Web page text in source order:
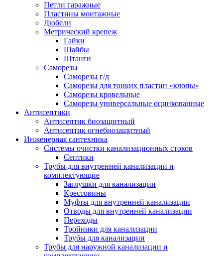
Петли гаражные
Пластины монтажные
Дюбели
Метрический крепеж
Гайки
Шайбы
Штанги
Саморезы
Саморезы г/д
Саморезы для тонких пластин «клопы»
Саморезы кровельные
Саморезы универсальные оцинкованные
Антисептики
Антисептик биозащитный
Антисептик огнебиозащитный
Инженерная сантехника
Системы очистки канализационных стоков
Септики
Трубы для внутренней канализации и
комплектующие
Заглушки для канализации
Крестовины
Муфты для внутренней канализации
Отводы для внутренней канализации
Переходы
Тройники для канализации
Трубы для канализации
Трубы для наружной канализации и